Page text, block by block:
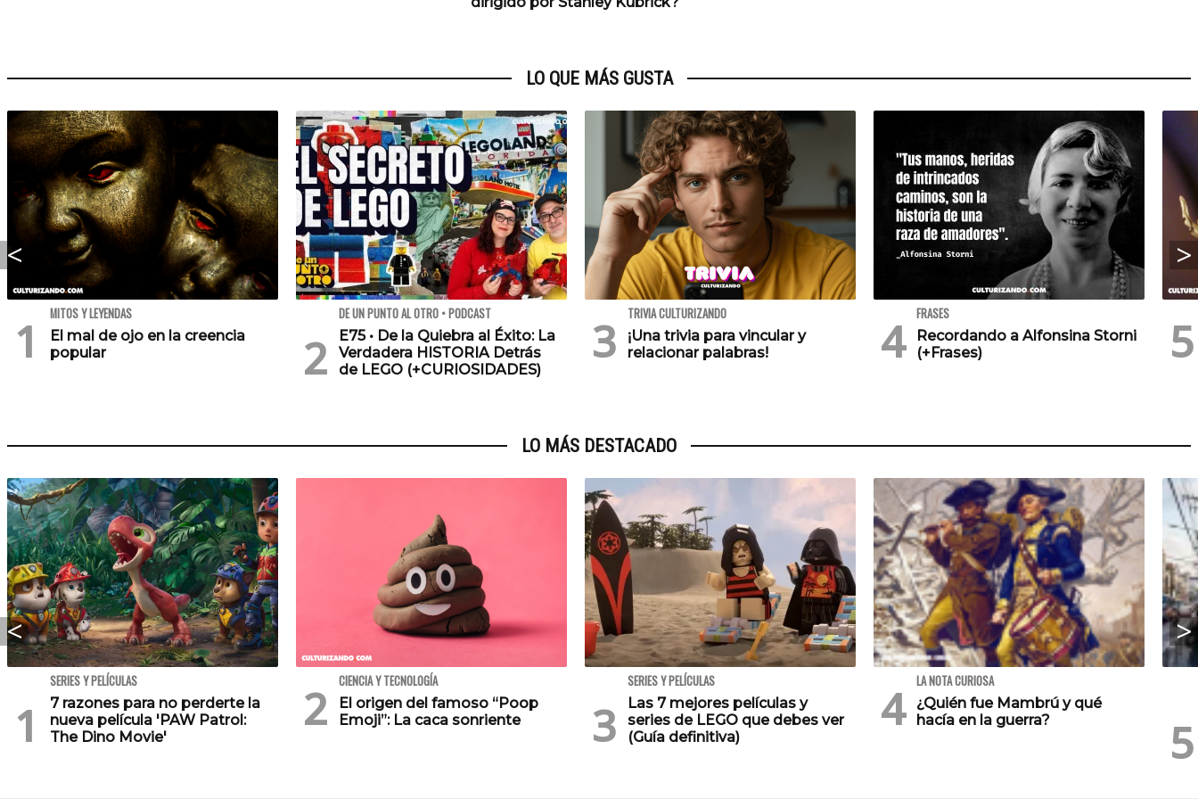
LO QUE MÁS GUSTA
MITOS Y LEYENDAS
El mal de ojo en la creencia
popular
DE UN PUNTO AL OTRO • PODCAST
E75 • De la Quiebra al Éxito: La
Verdadera HISTORIA Detrás
de LEGO (+CURIOSIDADES)
TRIVIA CULTURIZANDO
¡Una trivia para vincular y
relacionar palabras!
FRASES
Recordando a Alfonsina Storni
(+Frases)
LO MÁS DESTACADO
SERIES Y PELÍCULAS
7 razones para no perderte la
nueva película 'PAW Patrol:
The Dino Movie'
CIENCIA Y TECNOLOGÍA
El origen del famoso “Poop
Emoji”: La caca sonriente
SERIES Y PELÍCULAS
Las 7 mejores películas y
series de LEGO que debes ver
(Guía definitiva)
LA NOTA CURIOSA
¿Quién fue Mambrú y qué
hacía en la guerra?